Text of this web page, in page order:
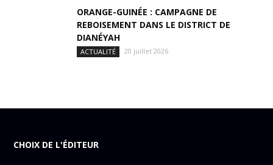
ORANGE-GUINÉE : CAMPAGNE DE
REBOISEMENT DANS LE DISTRICT DE
DIANÉYAH
ACTUALITÉ 20 juillet 2026
CHOIX DE L'ÉDITEUR